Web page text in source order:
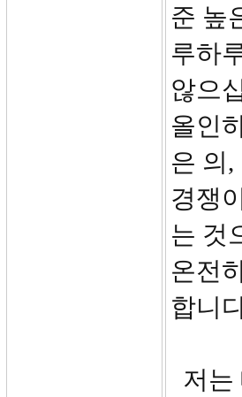
준 높
루하
않으
올인
은 의
경쟁
는 것
온전
합니
저는